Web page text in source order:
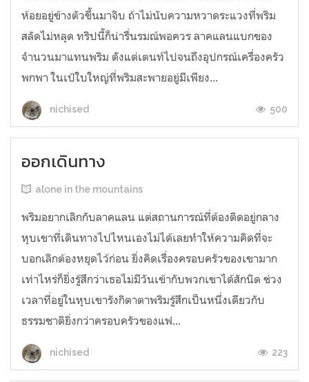
ห้อยอยู่ข้างตัวขึ้นมาจิบ ถ้าไม่นับความหวาดระแวงที่พริม
สลัดไม่หลุด ทริปนี้ก็น่ารื่นรมณ์พอควร ลาคแลนแบกของ
จำนวนมาแทนพริม ต้ังแต่เตนท์ไปจนถึงอุปกรณ์เครื่องครัว
พกพา ในเป้ใบใหญ่ที่พริมสะพายอยู่มีเพียง...
nichised 500
ออกเดินทาง
alone in the mountains
พริมอยากเลิกกับลาคแลน แต่สถานการณ์ที่ต้องติดอยู่กลาง
หุบเขาที่เดินทางไปไหนเองไม่ได้เลยทำให้ความคิดที่จะ
บอกเลิกต้องหยุดไว้ก่อน ยิ่งคิดเรื่องครอบครัวของเขามาก
เท่าไหร่ก็ยิ่งรู้สึกว่าเธอไม่มีวันเข้ากับพวกเขาได้สักนิด ช่วง
เวลาที่อยู่ในหุบเขารังกิตาตาพริมรู้สึกเป็นหนึ่งเดียวกับ
ธรรมชาติยิ่งกว่าครอบครัวของแฟ...
nichised 223